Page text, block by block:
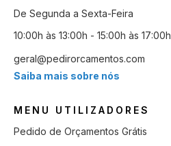
De Segunda a Sexta-Feira
10:00h às 13:00h - 15:00h às 17:00h
geral@pedirorcamentos.com
Saiba mais sobre nós
MENU UTILIZADORES
Pedido de Orçamentos Grátis